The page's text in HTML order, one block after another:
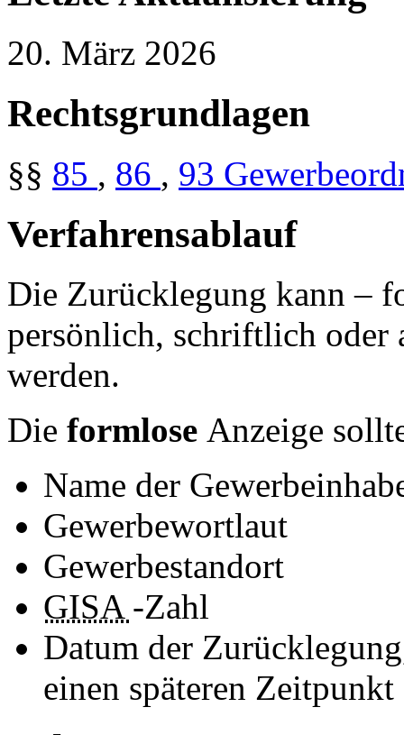
20. März 2026
Rechtsgrundlagen
§§ 85 , 86 , 93
Verfahrensablauf
Die Zurücklegung kann –
persönlich, schriftlich oder
werden.
Die formlose Anzeige
Name der
Gewerbewortlaut
Gewerbestandort
GISA -Zahl
Datum der
einen späteren